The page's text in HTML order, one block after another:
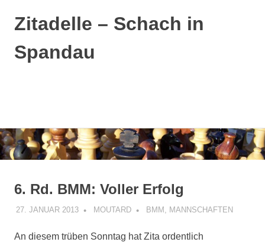
Zum
Inhalt
springen
Zitadelle – Schach in
Spandau
6. Rd. BMM: Voller Erfolg
27. JANUAR 2013 MOUTARD BMM MANNSCHAFTEN
An diesem trüben Sonntag hat Zita ordentlich